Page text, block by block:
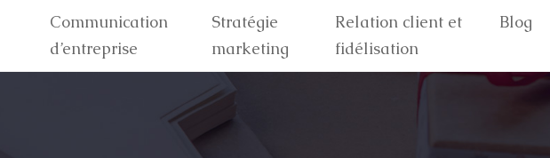
Communication
d’entreprise
Stratégie
marketing
Relation client et
fidélisation
Blog